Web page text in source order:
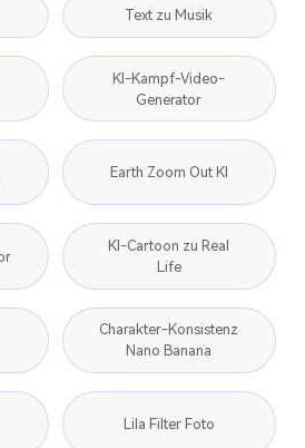
Text zu Musik
KI-Kampf-Video-
Generator
Earth Zoom Out KI
KI-Cartoon zu Real
Life
Charakter-Konsistenz
Nano Banana
Lila Filter Foto